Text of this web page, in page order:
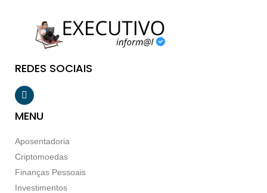
Uma startup é uma empresa em
REDES SOCIAIS
MENU
Aposentadoria
Criptomoedas
Finanças Pessoais
Investimentos